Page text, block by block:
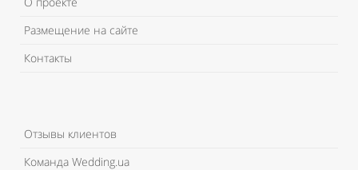
Размещение на сайте
Контакты
Отзывы клиентов
Команда Wedding.ua